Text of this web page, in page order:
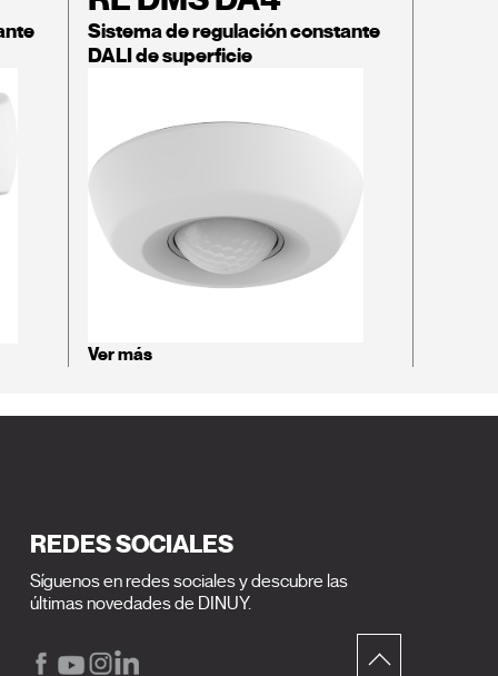
Sistema de regulación constante
DALI de superficie
Ver más
REDES SOCIALES
Síguenos en redes sociales y descubre las
últimas novedades de DINUY.